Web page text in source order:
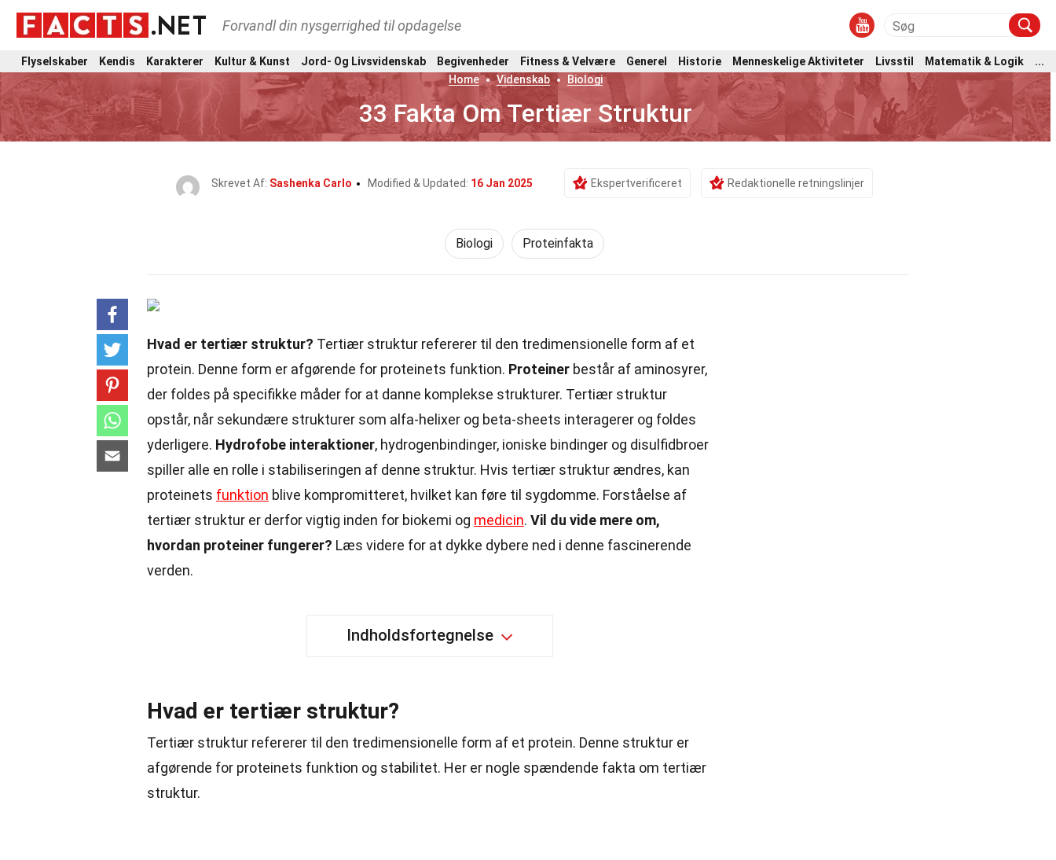
Forvandl din nysgerrighed til opdagelse
Flyselskaber Kendis Karakterer Kultur & Kunst Jord- Og Livsvidenskab Begivenheder Fitness & Velvære Generel Historie Menneskelige Aktiviteter Livsstil Matematik & Logik
...
Home
Videnskab Biologi
33 Fakta Om Tertiær Struktur
Skrevet Af: Sashenka Carlo Modified & Updated: 16 Jan 2025 Ekspertverificeret Redaktionelle retningslinjer
Biologi Proteinfakta
Hvad er tertiær struktur? Tertiær struktur refererer til den tredimensionelle form af et
protein. Denne form er afgørende for proteinets funktion. Proteiner består af aminosyrer,
der foldes på specifikke måder for at danne komplekse strukturer. Tertiær struktur
opstår, når sekundære strukturer som alfa-helixer og beta-sheets interagerer og foldes
yderligere. Hydrofobe interaktioner, hydrogenbindinger, ioniske bindinger og disulfidbroer
spiller alle en rolle i stabiliseringen af denne struktur. Hvis tertiær struktur ændres, kan
proteinets funktion blive kompromitteret, hvilket kan føre til sygdomme. Forståelse af
tertiær struktur er derfor vigtig inden for biokemi og medicin. Vil du vide mere om,
hvordan proteiner fungerer? Læs videre for at dykke dybere ned i denne fascinerende
verden.
Indholdsfortegnelse
Hvad er tertiær struktur?
Tertiær struktur refererer til den tredimensionelle form af et protein. Denne struktur er
afgørende for proteinets funktion og stabilitet. Her er nogle spændende fakta om tertiær
struktur.